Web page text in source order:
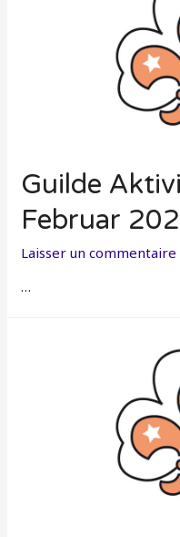
Guilde
Februar
Laisser un commentaire
…